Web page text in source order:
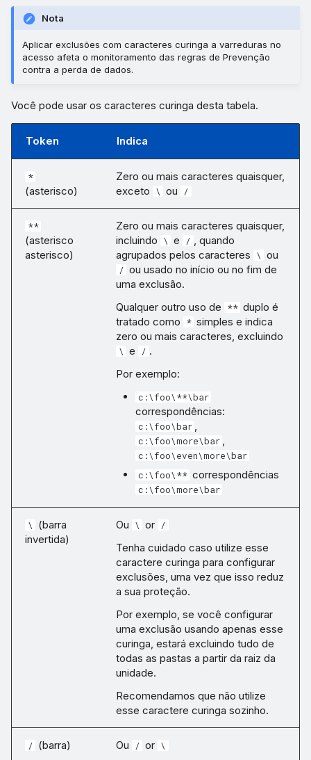
Nota
Aplicar exclusões com caracteres curinga a varreduras no
acesso afeta o monitoramento das regras de Prevenção
contra a perda de dados.
Você pode usar os caracteres curinga desta tabela.
Token Indica
*
(asterisco)
Zero ou mais caracteres quaisquer,
exceto
\ ou /
**
(asterisco
asterisco)
Zero ou mais caracteres quaisquer,
incluindo
\ e / , quando
agrupados pelos caracteres
\ ou
/ ou usado no início ou no fim de
uma exclusão.
Qualquer outro uso de
** duplo é
tratado como
* simples e indica
zero ou mais caracteres, excluindo
\ e / .
Por exemplo:
c:\foo\**\bar
correspondências:
c:\foo\bar ,
c:\foo\more\bar ,
c:\foo\even\more\bar
c:\foo\** correspondências
c:\foo\more\bar
\
(barra
invertida)
Ou \ or /
Tenha cuidado caso utilize esse
caractere curinga para configurar
exclusões, uma vez que isso reduz
a sua proteção.
Por exemplo, se você configurar
uma exclusão usando apenas esse
curinga, estará excluindo tudo de
todas as pastas a partir da raiz da
unidade.
Recomendamos que não utilize
esse caractere curinga sozinho.
/ (barra) Ou / or \